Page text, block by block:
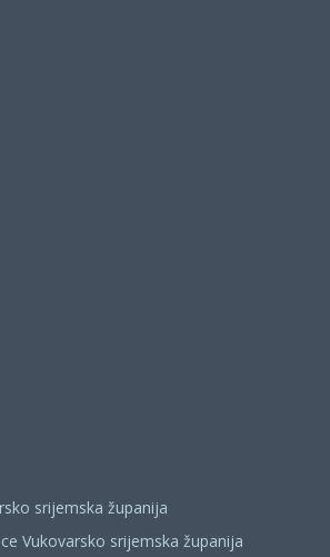
srijemska županija
Vukovarsko srijemska županija